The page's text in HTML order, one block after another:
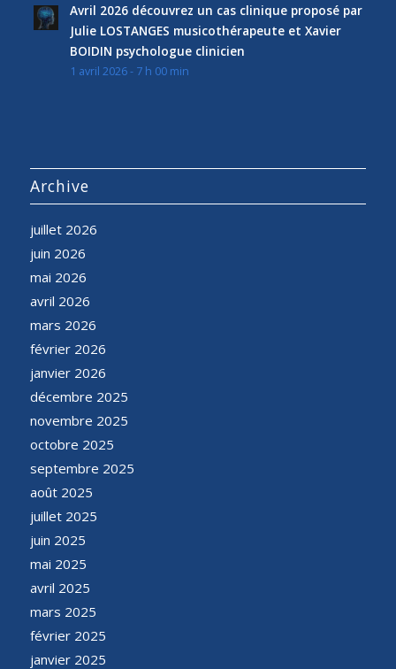
Avril 2026 découvrez un cas clinique proposé par
Julie LOSTANGES musicothérapeute et Xavier
BOIDIN psychologue clinicien
1 avril 2026 - 7 h 00 min
Archive
juillet 2026
juin 2026
mai 2026
avril 2026
mars 2026
février 2026
janvier 2026
décembre 2025
novembre 2025
octobre 2025
septembre 2025
août 2025
juillet 2025
juin 2025
mai 2025
avril 2025
mars 2025
février 2025
janvier 2025